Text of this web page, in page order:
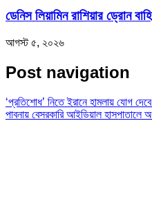
ডেনিস লিয়ামিন রাশিয়ার ড্রোন
আগস্ট ৫, ২০২৬
Post navigation
‘প্রতিশোধ’ নিতে ইরানে হামলায় যোগ
পাবনায় বেসরকারি আইডিয়াল